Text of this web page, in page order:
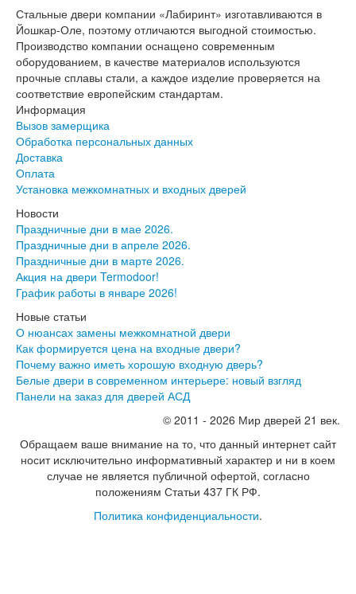
Галерея
Геометрия
Графика
Империя
Классика
Лайн
Мегаполис
Мегаполис ГЛ
Неоклассика Про
Двери ВанМарк
Шпон текстурированный
Серия София
Эмаль
Серия Дебют
Серия Нео
Серия Симпл
Серия Скай
Серия Стефани
Серия Уно
Двери Верда
ПЭТ Верда
Коллекция дверей Альтекс
Коллекция дверей Элеганс
Экошпон Верда
Коллекция дверей Лофт
Коллекция дверей Некст
Коллекция дверей Техно
Двери Дворецкий
Стальные двери компании «Лабиринт» изготавливаются в
Йошкар-Оле, поэтому отличаются выгодной стоимостью.
Производство компании оснащено современным
оборудованием, в качестве материалов используются
прочные сплавы стали, а каждое изделие проверяется на
соответствие европейским стандартам.
Информация
Вызов замерщика
Обработка персональных данных
Доставка
Оплата
Установка межкомнатных и входных дверей
Новости
Праздничные дни в мае 2026.
Праздничные дни в апреле 2026.
Праздничные дни в марте 2026.
Акция на двери Termodoor!
График работы в январе 2026!
Новые статьи
О нюансах замены межкомнатной двери
Как формируется цена на входные двери?
Почему важно иметь хорошую входную дверь?
Белые двери в современном интерьере: новый взгляд
Панели на заказ для дверей АСД
© 2011 - 2026 Мир дверей 21 век.
Обращаем ваше внимание на то, что данный интернет сайт
носит исключительно информативный характер и ни в коем
случае не является публичной офертой, согласно
положениям Статьи 437 ГК РФ.
Политика конфиденциальности.